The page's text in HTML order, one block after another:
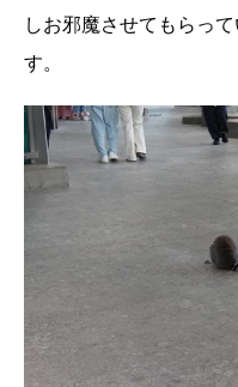
しお邪魔させてもらっ
す。